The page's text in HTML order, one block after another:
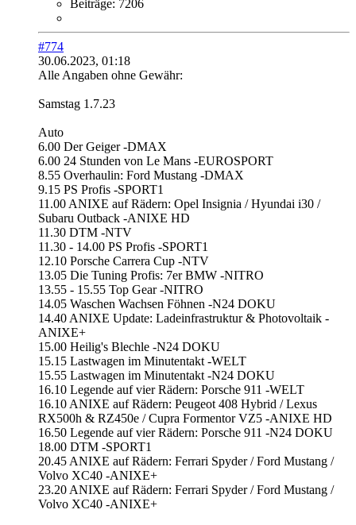
Beiträge: 7206
#774
30.06.2023, 01:18
Alle Angaben ohne Gewähr:
Samstag 1.7.23
Auto
6.00 Der Geiger -DMAX
6.00 24 Stunden von Le Mans -EUROSPORT
8.55 Overhaulin: Ford Mustang -DMAX
9.15 PS Profis -SPORT1
11.00 ANIXE auf Rädern: Opel Insignia / Hyundai i30 /
Subaru Outback -ANIXE HD
11.30 DTM -NTV
11.30 - 14.00 PS Profis -SPORT1
12.10 Porsche Carrera Cup -NTV
13.05 Die Tuning Profis: 7er BMW -NITRO
13.55 - 15.55 Top Gear -NITRO
14.05 Waschen Wachsen Föhnen -N24 DOKU
14.40 ANIXE Update: Ladeinfrastruktur & Photovoltaik -
ANIXE+
15.00 Heilig's Blechle -N24 DOKU
15.15 Lastwagen im Minutentakt -WELT
15.55 Lastwagen im Minutentakt -N24 DOKU
16.10 Legende auf vier Rädern: Porsche 911 -WELT
16.10 ANIXE auf Rädern: Peugeot 408 Hybrid / Lexus
RX500h & RZ450e / Cupra Formentor VZ5 -ANIXE HD
16.50 Legende auf vier Rädern: Porsche 911 -N24 DOKU
18.00 DTM -SPORT1
20.45 ANIXE auf Rädern: Ferrari Spyder / Ford Mustang /
Volvo XC40 -ANIXE+
23.20 ANIXE auf Rädern: Ferrari Spyder / Ford Mustang /
Volvo XC40 -ANIXE+